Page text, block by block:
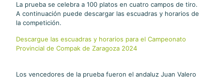
La prueba se celebra a 100 platos en cuatro campos de tiro.
A continuación puede descargar las escuadras y horarios de
la competición.
Descargue las escuadras y horarios para el Campeonato
Provincial de Compak de Zaragoza 2024
Los vencedores de la prueba fueron el andaluz Juan Valero